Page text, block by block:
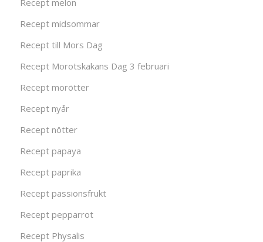
Recept melon
Recept midsommar
Recept till Mors Dag
Recept Morotskakans Dag 3 februari
Recept morötter
Recept nyår
Recept nötter
Recept papaya
Recept paprika
Recept passionsfrukt
Recept pepparrot
Recept Physalis